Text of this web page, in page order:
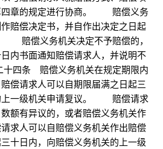
四章的规定进行协商。 赔偿义务
赔偿决定书，并自作出决定之日起
赔偿义务机关决定不予赔偿的，
内书面通知赔偿请求人，并说明不
四条 赔偿义务机关在规定期限内
偿请求人可以自期限届满之日起三
上一级机关申请复议。 赔偿请求
额有异议的，或者赔偿义务机关作
求人可以自赔偿义务机关作出赔偿
十日内，向赔偿义务机关的上一级